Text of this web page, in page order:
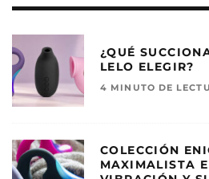
¿QUÉ
LELO ELEGIR?
4 MINUTO DE
COLECCIÓN
MAXIMALISTA